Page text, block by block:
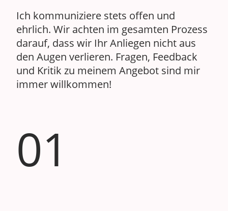
Ich kommuniziere stets offen und
ehrlich. Wir achten im gesamten Prozess
darauf, dass wir Ihr Anliegen nicht aus
den Augen verlieren. Fragen, Feedback
und Kritik zu meinem Angebot sind mir
immer willkommen!
01